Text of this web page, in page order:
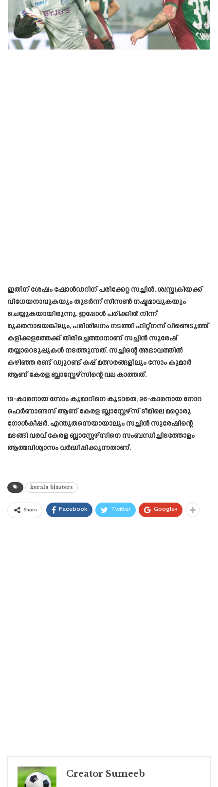
ഇതിന് ശേഷം ഷോൾഡറിന് പരിക്കേറ്റ സച്ചിൻ, ശസ്ത്രക്രിയക്ക്
വിധേയനാവുകയും തുടർന്ന് സീസൺ നഷ്ടമാവുകയും
ചെയ്യുകയായിരുന്നു. ഇപ്പോൾ പരിക്കിൽ നിന്ന്
മുക്തനായെങ്കിലും, പരിശീലനം നടത്തി ഫിറ്റ്നസ് വീണ്ടെടുത്ത്
കളിക്കളത്തേക്ക് തിരിച്ചെത്താനാണ് സച്ചിൻ സുരേഷ്
തയ്യാറെടുപ്പുകൾ നടത്തുന്നത്. സച്ചിന്റെ അഭാവത്തിൽ
കഴിഞ്ഞ രണ്ട് ഡ്യുറണ്ട് കപ്പ് മത്സരങ്ങളിലും സോം കുമാർ
ആണ് കേരള ബ്ലാസ്റ്റേഴ്സിന്റെ വല കാത്തത്.
19-കാരനായ സോം കുമാറിനെ കൂടാതെ, 26-കാരനായ നോറ
ഫെർണാണ്ടസ് ആണ് കേരള ബ്ലാസ്റ്റേഴ്സ് ടീമിലെ മറ്റൊരു
ഗോൾകീപ്പർ. എന്തുതന്നെയായാലും സച്ചിൻ സുരേഷിന്റെ
മടങ്ങി വരവ് കേരള ബ്ലാസ്റ്റേഴ്സിനെ സംബന്ധിച്ചിടത്തോളം
ആത്മവിശ്വാസം വർദ്ധിപ്പിക്കുന്നതാണ്.
kerala blasters
Share Facebook Twitter Google+
Creator Sumeeb